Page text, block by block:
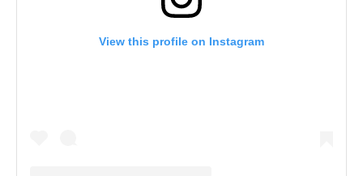
View this profile on Instagram